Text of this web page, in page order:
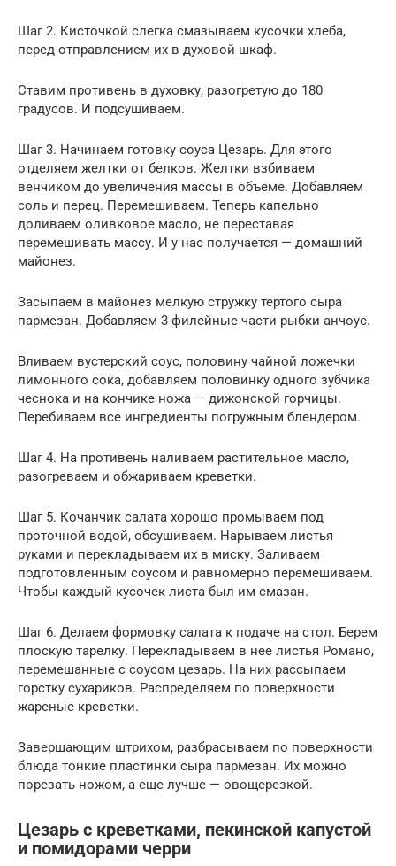
Шаг 2. Кисточкой слегка смазываем кусочки хлеба,
перед отправлением их в духовой шкаф.
Ставим противень в духовку, разогретую до 180
градусов. И подсушиваем.
Шаг 3. Начинаем готовку соуса Цезарь. Для этого
отделяем желтки от белков. Желтки взбиваем
венчиком до увеличения массы в объеме. Добавляем
соль и перец. Перемешиваем. Теперь капельно
доливаем оливковое масло, не переставая
перемешивать массу. И у нас получается — домашний
майонез.
Засыпаем в майонез мелкую стружку тертого сыра
пармезан. Добавляем 3 филейные части рыбки анчоус.
Вливаем вустерский соус, половину чайной ложечки
лимонного сока, добавляем половинку одного зубчика
чеснока и на кончике ножа — дижонской горчицы.
Перебиваем все ингредиенты погружным блендером.
Шаг 4. На противень наливаем растительное масло,
разогреваем и обжариваем креветки.
Шаг 5. Кочанчик салата хорошо промываем под
проточной водой, обсушиваем. Нарываем листья
руками и перекладываем их в миску. Заливаем
подготовленным соусом и равномерно перемешиваем.
Чтобы каждый кусочек листа был им смазан.
Шаг 6. Делаем формовку салата к подаче на стол. Берем
плоскую тарелку. Перекладываем в нее листья Романо,
перемешанные с соусом цeзарь. На них рассыпаем
горстку сухариков. Распределяем по поверхности
жареные кpеветки.
Завершающим штрихом, разбрасываем по поверхности
блюда тонкие пластинки сыра пармезан. Их можно
порезать ножом, а еще лучше — овощерезкой.
Цезарь с креветками, пекинской капустой
и помидорами черри